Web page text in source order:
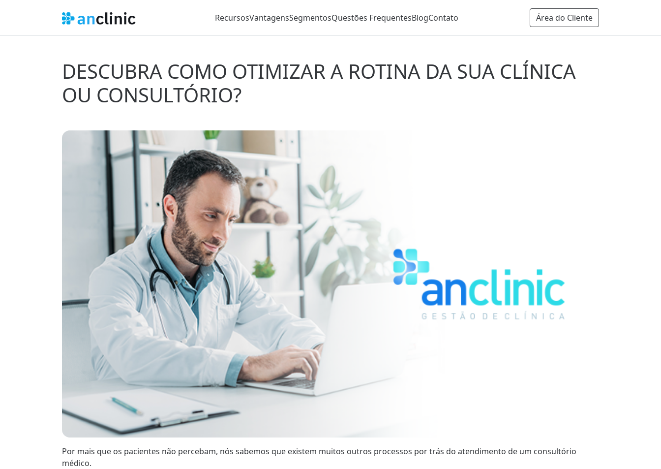
RecursosVantagensSegmentosQuestões FrequentesBlogContato Área do Cliente
DESCUBRA COMO OTIMIZAR A ROTINA DA SUA CLÍNICA
OU CONSULTÓRIO?
Por mais que os pacientes não percebam, nós sabemos que existem muitos outros processos por trás do atendimento de um consultório
médico.